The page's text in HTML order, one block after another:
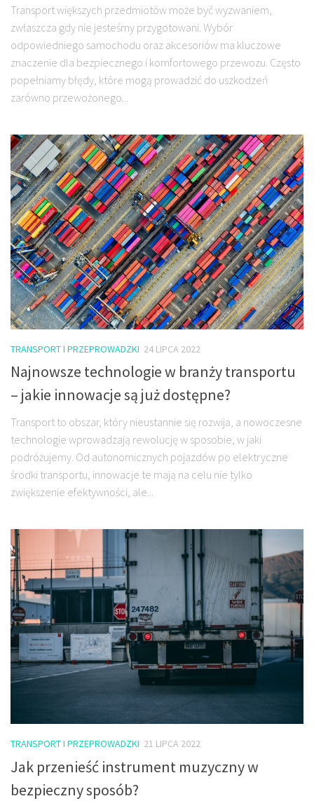
Transport większych przedmiotów może być wyzwaniem,
zwłaszcza gdy nie jesteśmy przygotowani. Wybór
odpowiedniego samochodu oraz akcesoriów ma kluczowe
znaczenie dla bezpiecznego i komfortowego przewozu. Często
popełniamy błędy, które mogą prowadzić do uszkodzeń
zarówno przewożonego...
TRANSPORT I PRZEPROWADZKI 24 LIPCA 2022
Najnowsze technologie w branży transportu
– jakie innowacje są już dostępne?
Transport to obszar, który nieustannie się rozwija, a nowoczesne
technologie wprowadzają rewolucję w sposobie, w jaki
podróżujemy. Od autonomicznych pojazdów po elektryczne
środki transportu, innowacje te mają na celu nie tylko
zwiększenie efektywności, ale...
TRANSPORT I PRZEPROWADZKI 21 LIPCA 2022
Jak przenieść instrument muzyczny w
bezpieczny sposób?